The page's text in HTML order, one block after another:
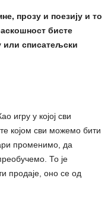
прозу и поезију и то
бисте
или списатељски
игру у којој сви
којом сви можемо бити
променимо, да
То је
продаје, оно се од